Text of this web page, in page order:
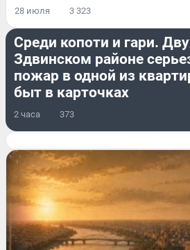
28 июля 3 323
Среди копоти и гари.
Здвинском районе
пожар в одной из
быт в карточках
2 часа 373